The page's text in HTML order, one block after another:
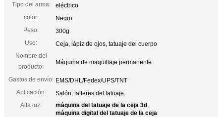
Tipo del arma:
eléctrico
color:
Negro
Peso:
300g
Uso:
Ceja, lápiz de ojos, tatuaje del cuerpo
Nombre del
producto:
Máquina de maquillaje permanente
Gastos de envío: EMS/DHL/Fedex/UPS/TNT
Aplicación:
Salón, talleres del tatuaje
Alta luz:
máquina del tatuaje de la ceja 3d,
máquina digital del tatuaje de la ceja